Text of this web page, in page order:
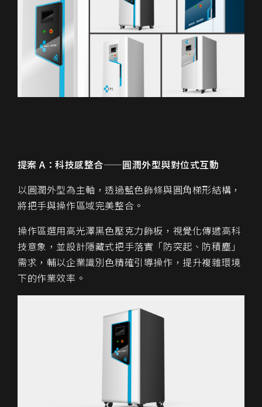
提案 A：科技感整合——圓潤外型與對位式互動
以圓潤外型為主軸，透過藍色飾條與圓角梯形結構，
將把手與操作區域完美整合。
操作區選用高光澤黑色壓克力飾板，視覺化傳遞高科
技意象，並設計隱藏式把手落實「防突起、防積塵」
需求，輔以企業識別色精確引導操作，提升複雜環境
下的作業效率。